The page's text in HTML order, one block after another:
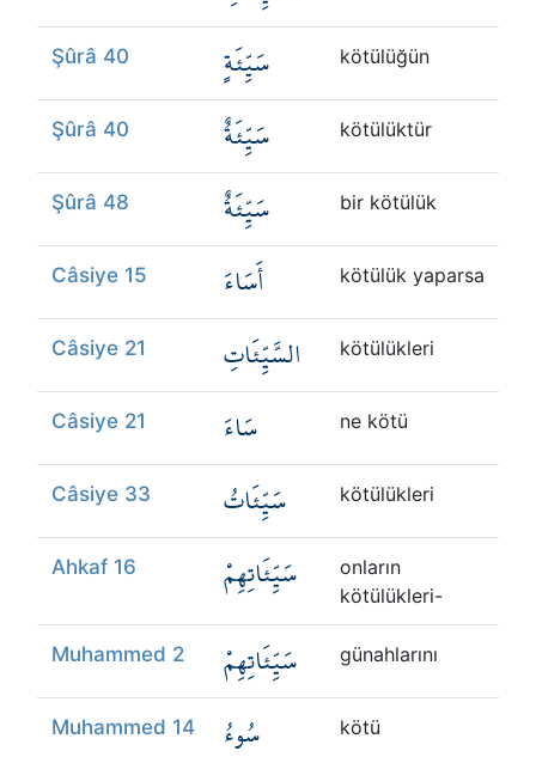
Şûrâ 40 سَيِّئَةٍ kötülüğün
Şûrâ 40 سَيِّئَةٌ kötülüktür
Şûrâ 48 سَيِّئَةٌ bir kötülük
Câsiye 15 أَسَاءَ kötülük yaparsa
Câsiye 21 السَّيِّئَاتِ kötülükleri
Câsiye 21 سَاءَ ne kötü
Câsiye 33 سَيِّئَاتُ kötülükleri
Ahkaf 16 سَيِّئَاتِهِمْ
onların
kötülükleri-
Muhammed 2 سَيِّئَاتِهِمْ günahlarını
Muhammed 14 سُوءُ kötü